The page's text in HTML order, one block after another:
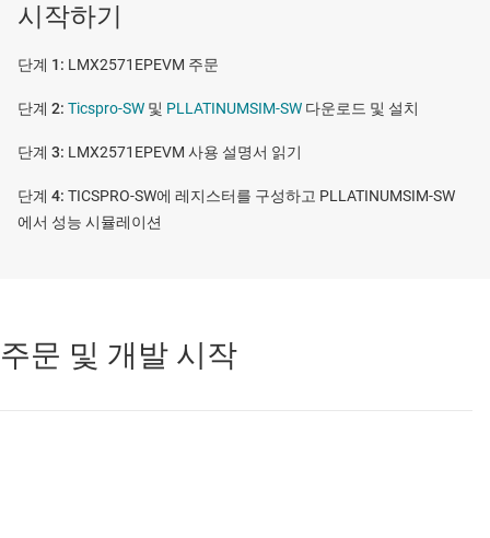
시작하기
LMX2571EPEVM 주문
Ticspro-SW 및 PLLATINUMSIM-SW 다운로드 및 설치
LMX2571EPEVM 사용 설명서 읽기
TICSPRO-SW에 레지스터를 구성하고 PLLATINUMSIM-SW
에서 성능 시뮬레이션
주문 및 개발 시작